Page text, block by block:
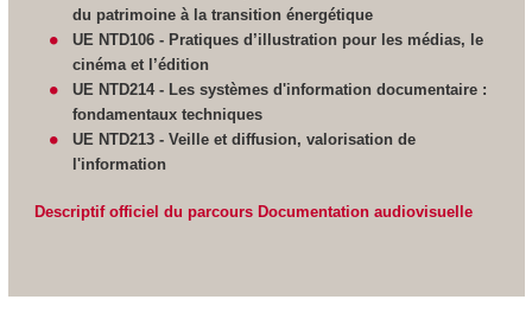
du patrimoine à la transition énergétique
UE NTD106 - Pratiques d’illustration pour les médias, le
cinéma et l’édition
UE NTD214 - Les systèmes d'information documentaire :
fondamentaux techniques
UE NTD213 - Veille et diffusion, valorisation de
l'information
Descriptif officiel du parcours Documentation audiovisuelle